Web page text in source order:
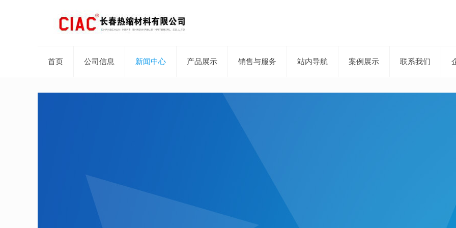
首页 公司信息 新闻中心 产品展示 销售与服务 站内导航 案例展示 联系我们